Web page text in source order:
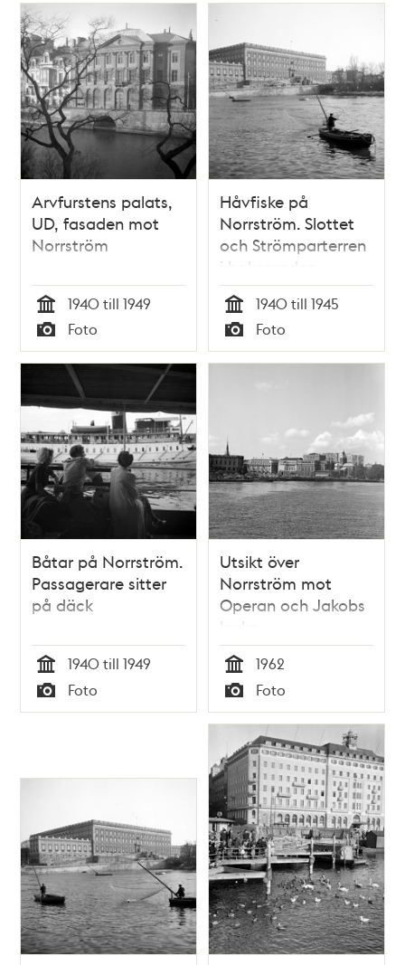
Arvfurstens palats,
UD, fasaden mot
Norrström
Tid
1940 till 1949
Typ
Foto
Håvfiske på
Norrström. Slottet
och Strömparterren
i bakgrunden
Tid
1940 till 1945
Typ
Foto
Båtar på Norrström.
Passagerare sitter
på däck
Tid
1940 till 1949
Typ
Foto
Utsikt över
Norrström mot
Operan och Jakobs
kyrka
Tid
1962
Typ
Foto